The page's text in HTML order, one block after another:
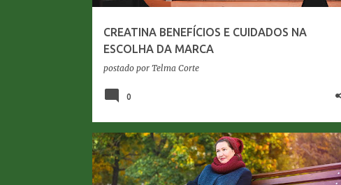
CREATINA BENEFÍCIOS E CUIDADOS NA
ESCOLHA DA MARCA
postado por Telma Corte
0
ENVELHECIMENTO LONGEVIDADE